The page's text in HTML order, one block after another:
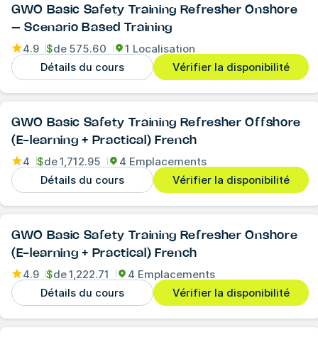
GWO Basic Safety Training Refresher Onshore
– Scenario Based Training
4.9 $de 575.60
1 Localisation
Détails du cours
Vérifier la disponibilité
GWO Basic Safety Training Refresher Offshore
(E-learning + Practical) French
4 $de1,712.95
4 Emplacements
Détails du cours
Vérifier la disponibilité
GWO Basic Safety Training Refresher Onshore
(E-learning + Practical) French
4.9 $de1,222.71
4 Emplacements
Détails du cours
Vérifier la disponibilité